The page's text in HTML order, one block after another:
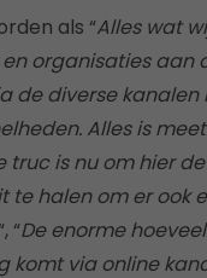
als “Alles wat
organisaties aan
de diverse kanalen
Alles is
truc is nu om hier
te halen om er ook
“De enorme
komt via online